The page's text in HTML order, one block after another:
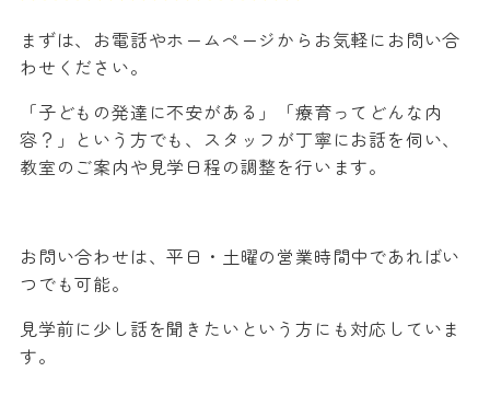
まずは、お電話やホームページからお気軽にお問い合
わせください。
「子どもの発達に不安がある」「療育ってどんな内
容？」という方でも、スタッフが丁寧にお話を伺い、
教室のご案内や見学日程の調整を行います。
お問い合わせは、平日・土曜の営業時間中であればい
つでも可能。
見学前に少し話を聞きたいという方にも対応していま
す。